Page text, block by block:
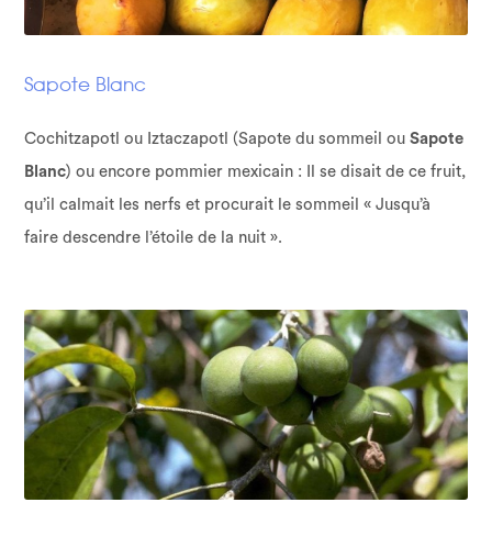
Sapote Blanc
Cochitzapotl ou Iztaczapotl (Sapote du sommeil ouSapote
Blanc) ou encore pommier mexicain : Il se disait de ce fruit,
qu’il calmait les nerfs et procurait le sommeil « Jusqu’à
faire descendre l’étoile de la nuit ».